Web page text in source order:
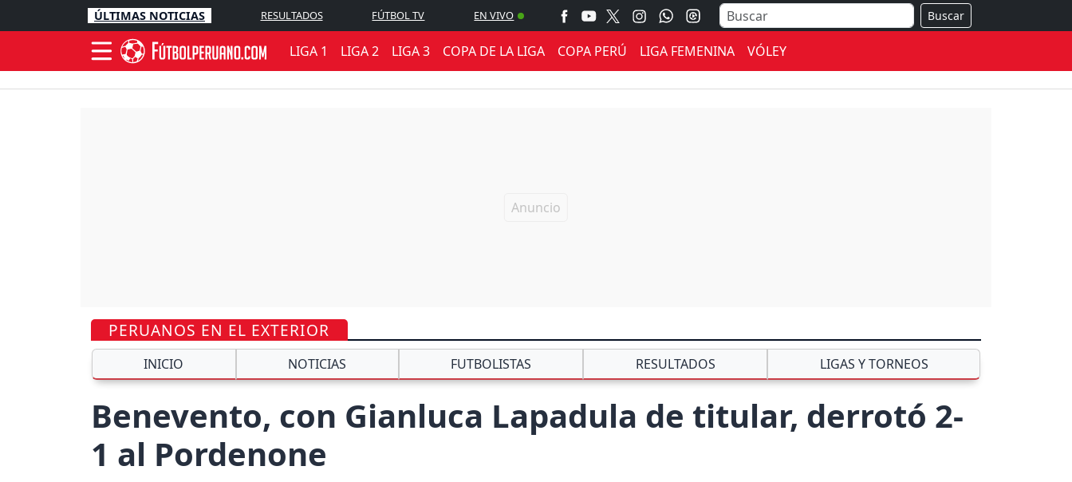
ÚLTIMAS NOTICIAS RESULTADOS FÚTBOL TV EN VIVO Buscar
LIGA 1 LIGA 2 LIGA 3 COPA DE LA LIGA COPA PERÚ LIGA FEMENINA VÓLEY
PERUANOS EN EL EXTERIOR
INICIO NOTICIAS FUTBOLISTAS RESULTADOS LIGAS Y TORNEOS
Benevento, con Gianluca Lapadula de titular, derrotó 2-
1 al Pordenone